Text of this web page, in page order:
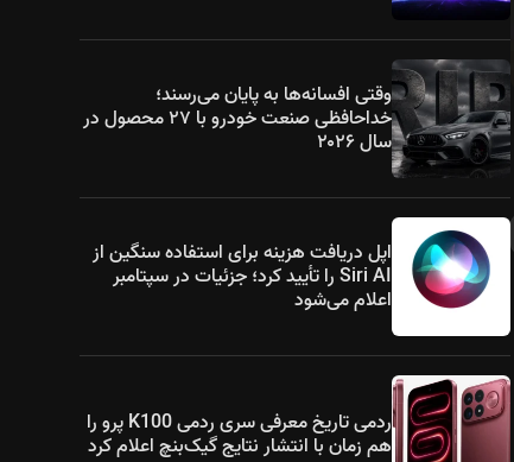
وقتی افسانه‌ها به پایان می‌رسند؛
خداحافظی صنعت خودرو با ۲۷ محصول در
سال ۲۰۲۶
اپل دریافت هزینه برای استفاده سنگین از
Siri AI را تأیید کرد؛ جزئیات در سپتامبر
اعلام می‌شود
ردمی تاریخ معرفی سری ردمی K100 پرو را
هم زمان با انتشار نتایج گیک‌بنچ اعلام کرد